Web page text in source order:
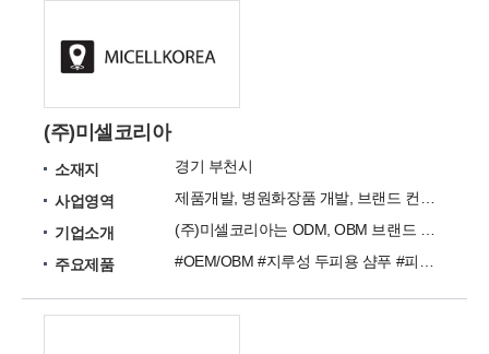
(주)미셀코리아
소재지
경기 부천시
사업영역
기업소개
주요제품